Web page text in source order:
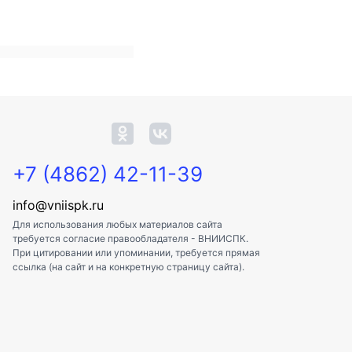
+7 (4862) 42-11-39
info@vniispk.ru
Для использования любых материалов сайта
требуется согласие правообладателя - ВНИИСПК.
При цитировании или упоминании, требуется прямая
ссылка (на сайт и на конкретную страницу сайта).